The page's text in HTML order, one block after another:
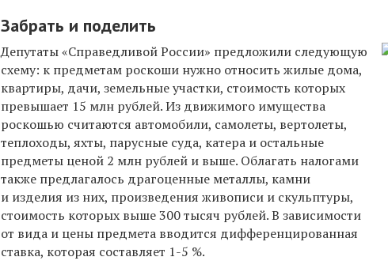
Забрать и поделить
Депутаты «Справедливой России» предложили следующую
схему: к предметам роскоши нужно относить жилые дома,
квартиры, дачи, земельные участки, стоимость которых
превышает 15 млн рублей. Из движимого имущества
роскошью считаются автомобили, самолеты, вертолеты,
теплоходы, яхты, парусные суда, катера и остальные
предметы ценой 2 млн рублей и выше. Облагать налогами
также предлагалось драгоценные металлы, камни
и изделия из них, произведения живописи и скульптуры,
стоимость которых выше 300 тысяч рублей. В зависимости
от вида и цены предмета вводится дифференцированная
ставка, которая составляет 1-5 %.